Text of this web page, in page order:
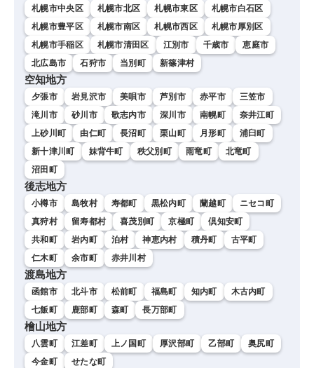
札幌市中央区 札幌市北区 札幌市東区
札幌市白石区
札幌市豊平区
札幌市南区 札幌市西区
札幌市厚別区
札幌市手稲区
札幌市清田区 江別市 千歳市
恵庭市
北広島市
石狩市 当別町 新篠津村
空知地方
夕張市 岩見沢市 美唄市 芦別市 赤平市
三笠市
滝川市
砂川市 歌志内市 深川市 南幌町
奈井江町
上砂川町
由仁町 長沼町 栗山町 月形町
浦臼町
新十津川町
妹背牛町 秩父別町 雨竜町
北竜町
沼田町
後志地方
小樽市 島牧村 寿都町 黒松内町 蘭越町
ニセコ町
真狩村
留寿都村 喜茂別町 京極町
倶知安町
共和町
岩内町 泊村 神恵内村 積丹町
古平町
仁木町
余市町 赤井川村
渡島地方
函館市 北斗市 松前町 福島町 知内町
木古内町
七飯町
鹿部町 森町 長万部町
檜山地方
八雲町 江差町 上ノ国町 厚沢部町 乙部町
奥尻町
今金町
せたな町